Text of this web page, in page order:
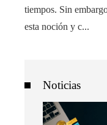
tiempos. Sin
esta noción y c...
Noticias